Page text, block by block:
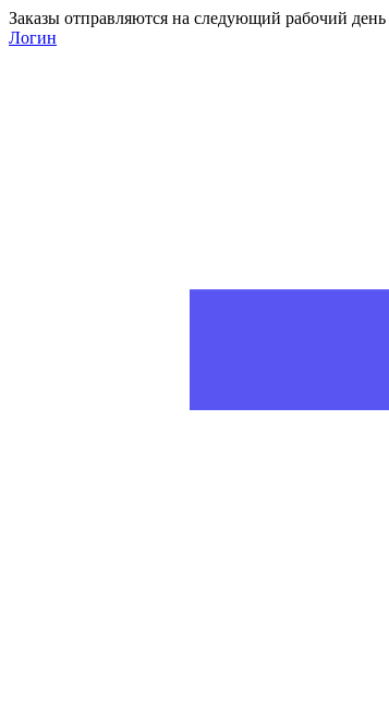
Заказы отправляются на следующий рабочий
Логин